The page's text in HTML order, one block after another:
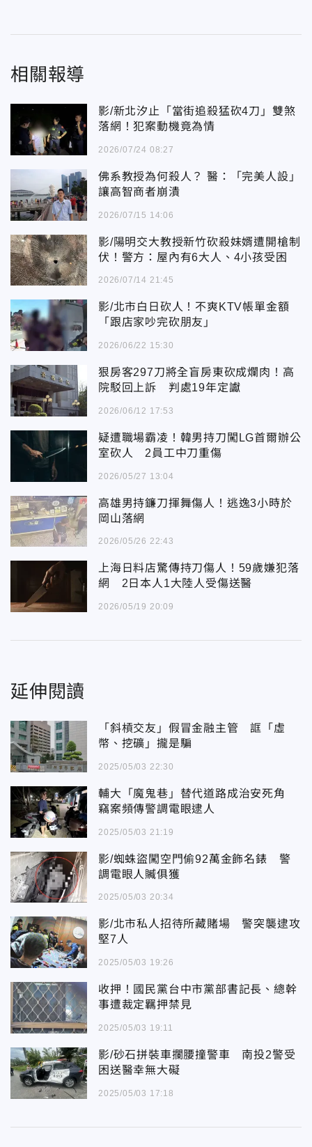
相關報導
影/新北汐止「當街追殺猛砍4刀」雙煞
落網！犯案動機竟為情
2026/07/24 08:27
佛系教授為何殺人？ 醫：「完美人設」
讓高智商者崩潰
2026/07/15 14:06
影/陽明交大教授新竹砍殺妹婿遭開槍制
伏！警方：屋內有6大人、4小孩受困
2026/07/14 21:45
影/北市白日砍人！不爽KTV帳單金額
「跟店家吵完砍朋友」
2026/06/22 15:30
狠房客297刀將全盲房東砍成爛肉！高
院駁回上訴 判處19年定讞
2026/06/12 17:53
疑遭職場霸凌！韓男持刀闖LG首爾辦公
室砍人 2員工中刀重傷
2026/05/27 13:04
高雄男持鐮刀揮舞傷人！逃逸3小時於
岡山落網
2026/05/26 22:43
上海日料店驚傳持刀傷人！59歲嫌犯落
網 2日本人1大陸人受傷送醫
2026/05/19 20:09
延伸閱讀
「斜槓交友」假冒金融主管 誆「虛
幣、挖礦」攏是騙
2025/05/03 22:30
輔大「魔鬼巷」替代道路成治安死角
竊案頻傳警調電眼逮人
2025/05/03 21:19
影/蜘蛛盜闖空門偷92萬金飾名錶 警
調電眼人贓俱獲
2025/05/03 20:34
影/北市私人招待所藏賭場 警突襲逮攻
堅7人
2025/05/03 19:26
收押！國民黨台中市黨部書記長、總幹
事遭裁定羈押禁見
2025/05/03 19:11
影/砂石拼裝車攔腰撞警車 南投2警受
困送醫幸無大礙
2025/05/03 17:18